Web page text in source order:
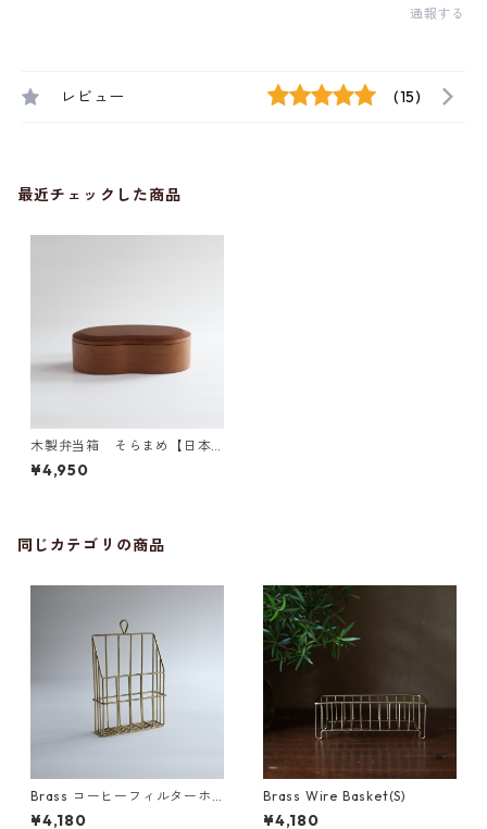
通報する
レビュー (15)
最近チェックした商品
木製弁当箱 そらまめ【日本
国内仕上品】茶
¥4,950
同じカテゴリの商品
Brass コーヒーフィルターホ
ルダー
¥4,180
Brass Wire Basket(S)
¥4,180